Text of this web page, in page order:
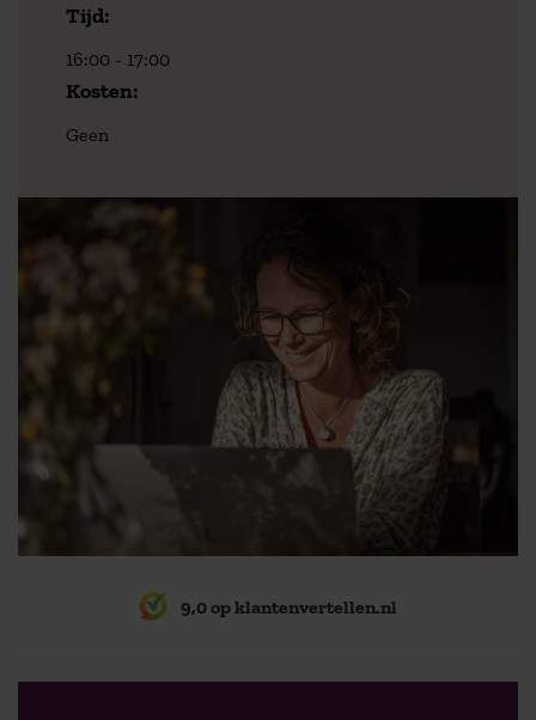
Tijd:
16:00 - 17:00
Kosten:
Geen
9,0 op klantenvertellen.nl